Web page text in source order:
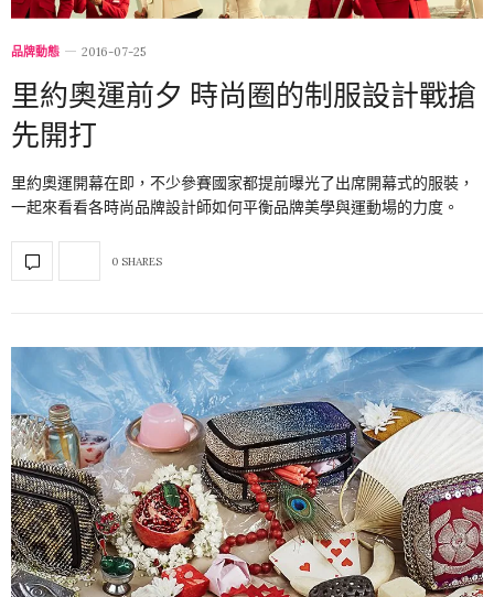
品牌動態 2016-07-25
里約奧運前夕 時尚圈的制服設計戰搶
先開打
里約奧運開幕在即，不少參賽國家都提前曝光了出席開幕式的服裝，
一起來看看各時尚品牌設計師如何平衡品牌美學與運動場的力度。
0 SHARES